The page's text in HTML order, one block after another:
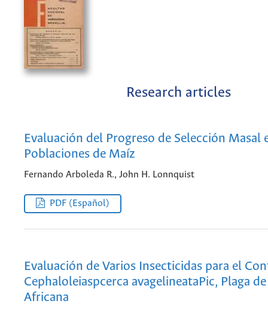
Research articles
Evaluación del Progreso de Selección Masal
Poblaciones de Maíz
Fernando Arboleda R., John H. Lonnquist
PDF (Español)
Evaluación de Varios Insecticidas para el
Cephaloleiaspcerca avagelineataPic, Plaga
Africana